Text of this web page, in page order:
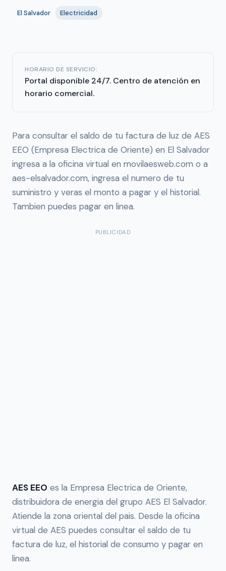
El Salvador Electricidad
HORARIO DE SERVICIO:
Portal disponible 24/7. Centro de atención en
horario comercial.
Para consultar el saldo de tu factura de luz de AES
EEO (Empresa Electrica de Oriente) en El Salvador
ingresa a la oficina virtual en movilaesweb.com o a
aes-elsalvador.com, ingresa el numero de tu
suministro y veras el monto a pagar y el historial.
Tambien puedes pagar en linea.
PUBLICIDAD
AES EEO es la Empresa Electrica de Oriente,
distribuidora de energia del grupo AES El Salvador.
Atiende la zona oriental del pais. Desde la oficina
virtual de AES puedes consultar el saldo de tu
factura de luz, el historial de consumo y pagar en
linea.